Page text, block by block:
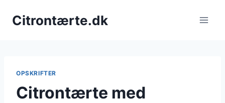
Citrontærte.dk
OPSKRIFTER
Citrontærte med